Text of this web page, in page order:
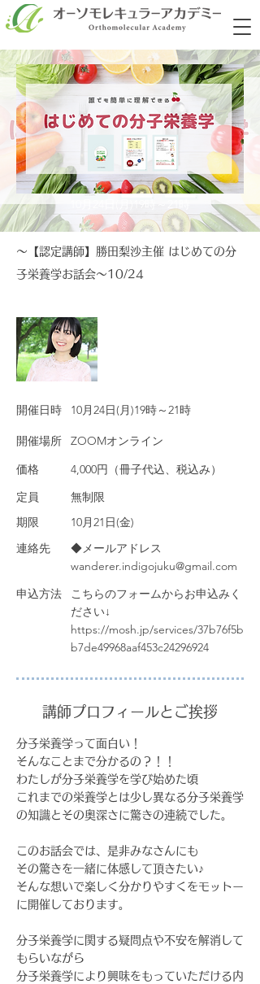
～【認定講師】勝田梨沙主催 はじめての分
子栄養学お話会～10/24
​開催日時 10月24日(月)19時～21時
​開催場所
ZOOMオンライン
価格
4,000円（冊子代込、税込み）
定員
無制限
期限
10月21日(金)
連絡先
◆メールアドレス
wanderer.indigojuku@gmail.com
申込方法
こちらのフォームからお申込みく
ださい↓
https://mosh.jp/services/37b76f5b
b7de49968aaf453c24296924
講師プロフィールとご挨拶
分子栄養学って面白い！
そんなことまで分かるの？！！
わたしが分子栄養学を学び始めた頃
これまでの栄養学とは少し異なる分子栄養学
の知識とその奥深さに驚きの連続でした。
このお話会では、是非みなさんにも
その驚きを一緒に体感して頂きたい♪
そんな想いで楽しく分かりやすくをモットー
に開催しております。
分子栄養学に関する疑問点や不安を解消して
もらいながら
分子栄養学により興味をもっていただける内